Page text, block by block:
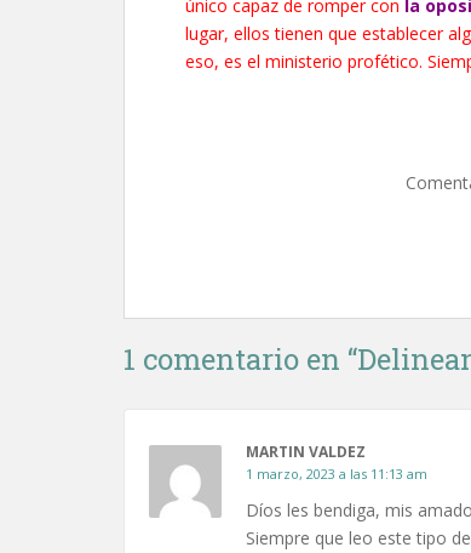
único capaz de romper con la
lugar, ellos tienen que establecer
eso, es el ministerio profético.
1 comentario en “
MARTIN VALDEZ
1 marzo, 2023 a las 11:13 am
Díos les bendiga, mis
Siempre que leo este tipo